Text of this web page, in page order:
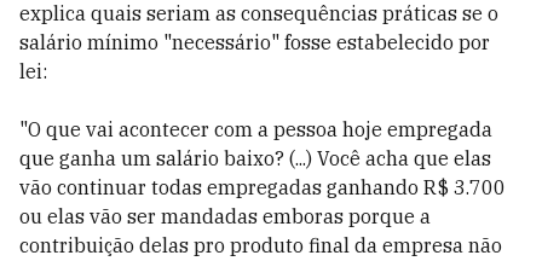
explica quais seriam as consequências práticas se o
salário mínimo "necessário" fosse estabelecido por
lei:
"O que vai acontecer com a pessoa hoje empregada
que ganha um salário baixo? (...) Você acha que elas
vão continuar todas empregadas ganhando R$ 3.700
ou elas vão ser mandadas emboras porque a
contribuição delas pro produto final da empresa não